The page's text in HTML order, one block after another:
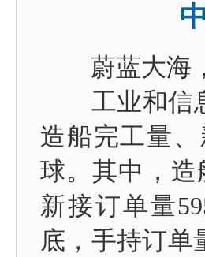
蔚蓝大海，
工业和信息
造船完工量
球。其中，造
新接订单量
底，手持订单